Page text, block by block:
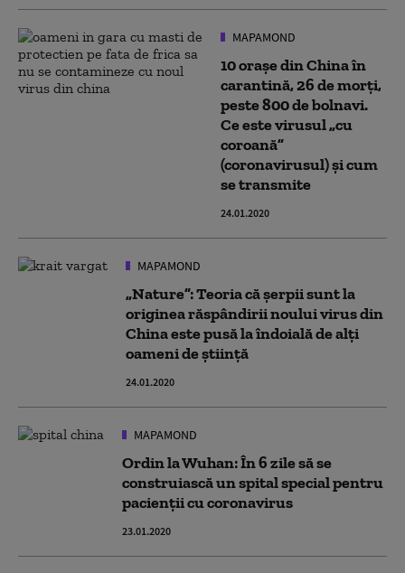
MAPAMOND
10 orașe din China în
carantină, 26 de morți,
peste 800 de bolnavi.
Ce este virusul „cu
coroană”
(coronavirusul) și cum
se transmite
24.01.2020
MAPAMOND
„Nature”: Teoria că șerpii sunt la
originea răspândirii noului virus din
China este pusă la îndoială de alți
oameni de știință
24.01.2020
MAPAMOND
Ordin la Wuhan: În 6 zile să se
construiască un spital special pentru
pacienții cu coronavirus
23.01.2020